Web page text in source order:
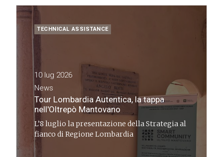
TECHNICAL ASSISTANCE
10 lug 2026
News
Tour Lombardia Autentica, la tappa
nell'Oltrepò Mantovano
L’8 luglio la presentazione della Strategia al
fianco di Regione Lombardia